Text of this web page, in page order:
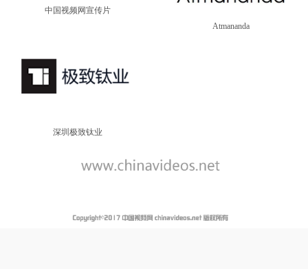
中国视频网宣传片
Atmananda
深圳极致钛业